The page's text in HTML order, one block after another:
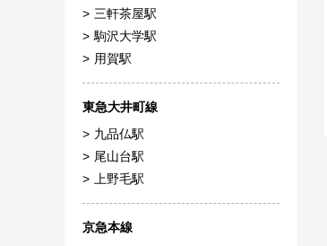
三軒茶屋駅
駒沢大学駅
用賀駅
東急大井町線
九品仏駅
尾山台駅
上野毛駅
京急本線